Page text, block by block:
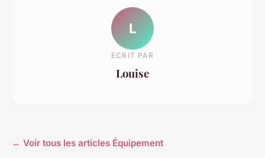
L
ECRIT PAR
Louise
← Voir tous les articles Équipement